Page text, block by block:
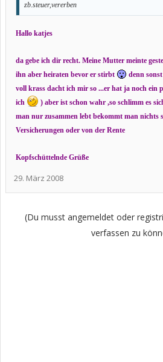
zb.steuer,vererben
Hallo katjes
da gebe ich dir recht. Meine Mutter meinte
ihn aber heiraten bevor er stirbt
denn
voll krass dacht ich mir so ...er hat ja noch ein
ich
) aber ist schon wahr ,so schlimm es
man nur zusammen lebt bekommt man nichts
Versicherungen oder von der Rente
Kopfschüttelnde Grüße
29. März 2008
(Du musst angemeldet oder
verfassen zu